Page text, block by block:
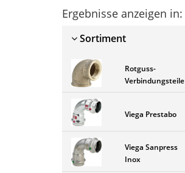
Ergebnisse anzeigen in:
Sortiment
Rotguss-
Verbindungsteile
Viega Prestabo
Viega Sanpress
Inox